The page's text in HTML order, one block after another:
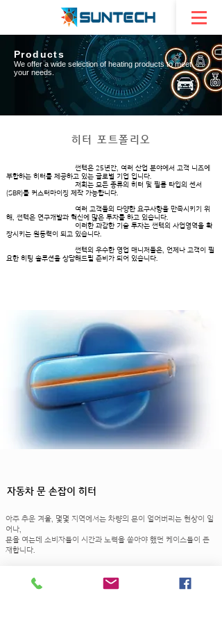
Products
We offer a wide selection of heating products to meet
your needs.
히터 포트폴리오
썬텍은 25년간, 여러 산업 분야에서 고객 니즈에
부합하는 히터를 제공하고 있는 글로벌 기업 입니다.
저희는 모든 종류의 히터 및 필름 타입의 센서
(SBR)를 커스터마이징 제작 가능합니다.
여러 고객들의 다양한 요구사항을 만족시키기 위
해, 썬텍은 연구개발과 혁신에 많은 투자를 하고 있습니다.
이러한 과감한 기술 투자는 썬텍의 사업영역을 확
장시키는 원동력이 되고 있습니다.
썬텍의 우수한 영업 매니저들은, 언제나 고객이 필
요한 히팅 솔루션을 상담해드릴 준비가 되어 있습니다.
자동차 문 손잡이 히터
아주 추운 겨울, 몇몇 지역에서는 차량의 문이 얼어버리는 현상이 일
어나,
문을 여는데 소비자들이 시간과 노력을 쏟아야 했던 케이스들이 존
재합니다.
으로 차량을
시동시킨 후, 당사의 필름 히터가 몇 분 이내에 같이 작동하여 자동